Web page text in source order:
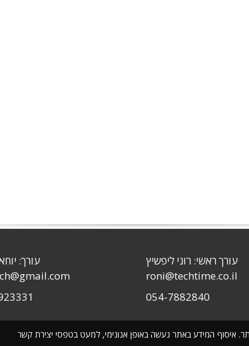
איסוף המידע באתר נעשה באופן אנונימי, למעט בטפסי יצירת קשר
עורך ראשי: רוני ליפשיץ
roni@techtime.co.il
054-7882840
עורך: